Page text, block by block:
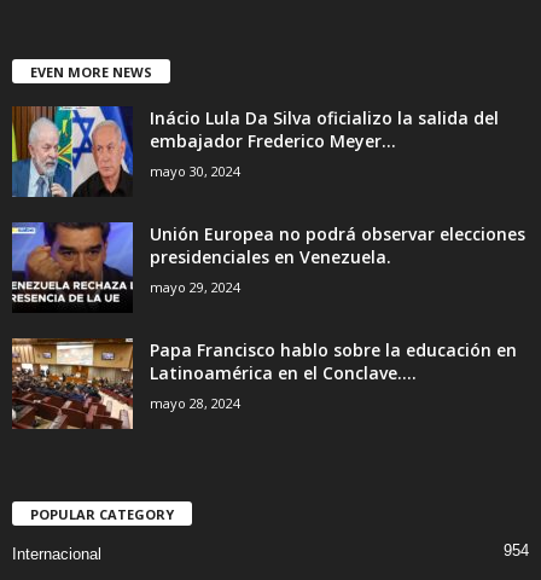
EVEN MORE NEWS
Inácio Lula Da Silva oficializo la salida del
embajador Frederico Meyer...
mayo 30, 2024
Unión Europea no podrá observar elecciones
presidenciales en Venezuela.
mayo 29, 2024
Papa Francisco hablo sobre la educación en
Latinoamérica en el Conclave....
mayo 28, 2024
POPULAR CATEGORY
Internacional
954